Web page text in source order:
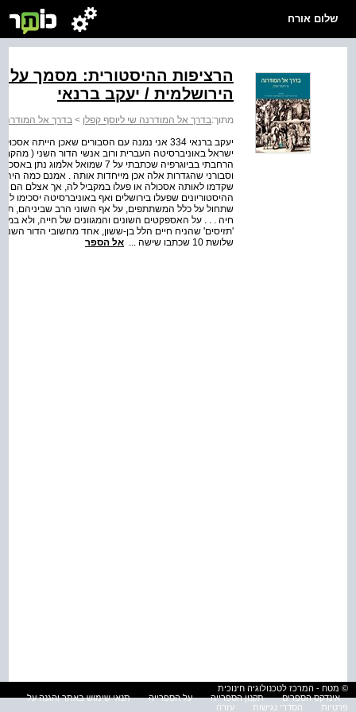
שלום אורח
הרציפות ההיסטורית: מסמך על
הירושלמית / יעקב ברנאי
מתוך:בדרך אל המודרנה שי ליוסף קפלן > בדרך אל המודרנה
יעקב ברנאי 334 אני נמנה עם הסבורים שאכן
וסבורני שהגדרות אלה אכן מייחדות אותה . אמנם כמה
שקדמו לאותה אסכולה או פעלו במקביל לה, אך אצלם הם
ההיסטוריונים שפעלו בירושלים ואף באוניברסיטה יסכימו
שתחול על כלל המשתתפים, על אף השוני הרב שביניהם,
'תזיסים' שהניח חיים הלל בן-ששון, אחד מחשובי הדור
שלושת 10 שכתבו שישה ...
אל הספר
© מטח - המרכז לטכנולוגיה חינוכית
אינדקס הספרים
תקנון הספרייה על הספרייה
תנאי שימוש באתר והגנה על
פרטיות
הסדרי נגישות עזרה